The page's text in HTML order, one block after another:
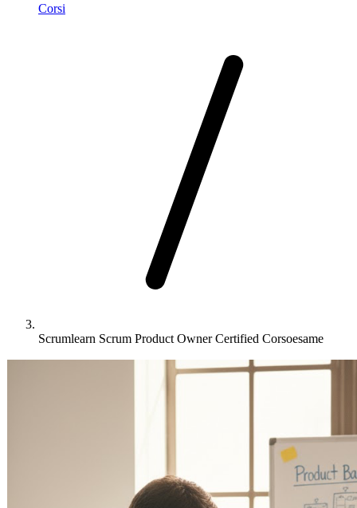
Corsi
Scrumlearn Scrum Product Owner Certified Corsoesame